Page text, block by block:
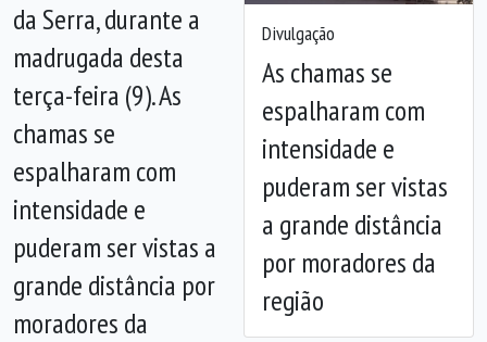
Divulgação
As chamas se
espalharam com
intensidade e
puderam ser vistas
a grande distância
por moradores da
região
Anterior
da Serra, durante a
madrugada desta
terça-feira (9). As
chamas se
espalharam com
intensidade e
puderam ser vistas a
grande distância por
moradores da